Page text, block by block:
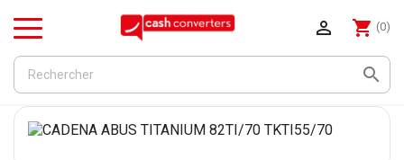

shopping_cart (0)

Menu